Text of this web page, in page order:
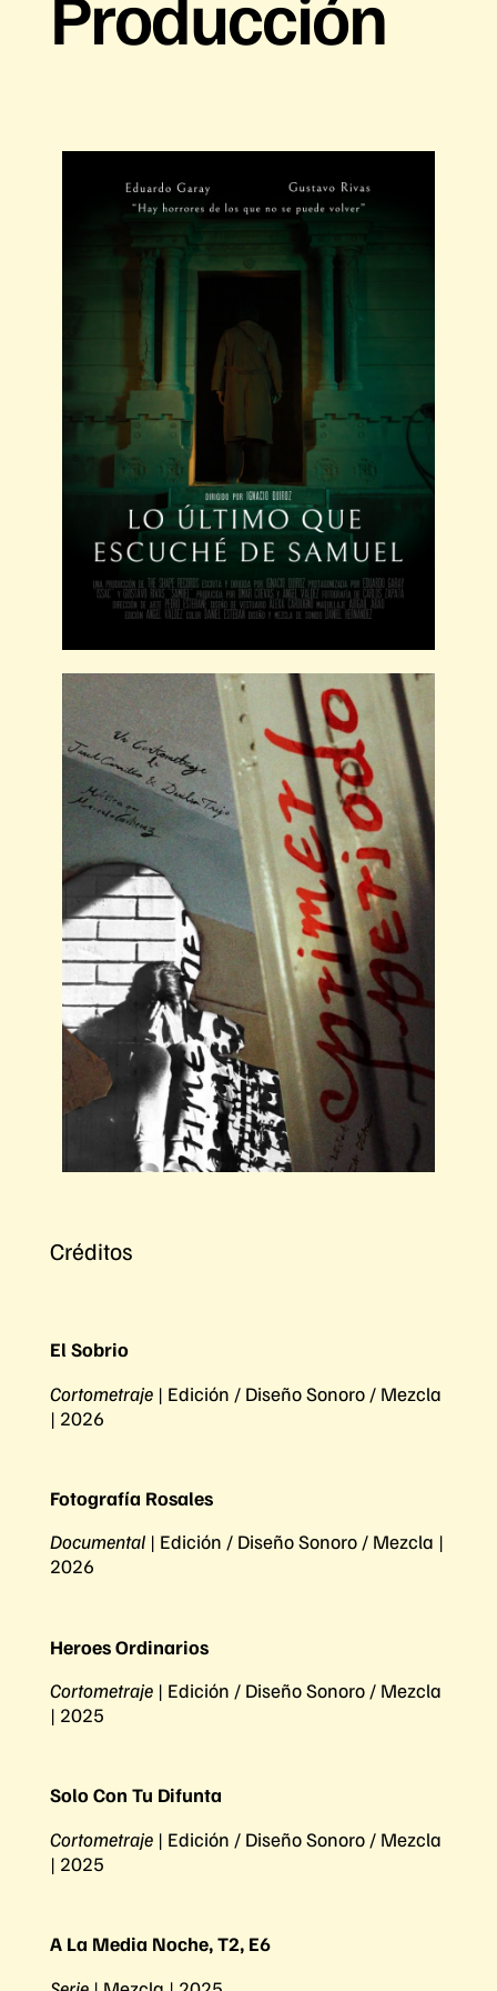
Créditos
El Sobrio
Cortometraje | Edición / Diseño Sonoro / Mezcla
| 2026
Fotografía Rosales
Documental | Edición / Diseño Sonoro / Mezcla |
2026
Heroes Ordinarios
Cortometraje | Edición / Diseño Sonoro / Mezcla
| 2025
Solo Con Tu Difunta
Cortometraje | Edición / Diseño Sonoro / Mezcla
| 2025
A La Media Noche, T2, E6